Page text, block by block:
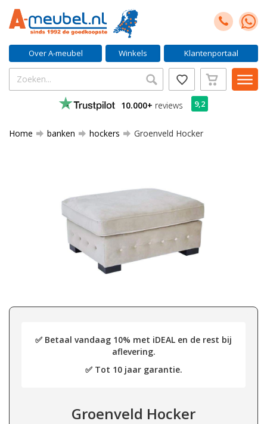
Over A-meubel Winkels Klantenportaal
10.000+ reviews 9,2
Home banken hockers Groenveld Hocker
✅ Betaal vandaag 10% met iDEAL en de rest bij
aflevering.
✅ Tot 10 jaar garantie.
Groenveld Hocker